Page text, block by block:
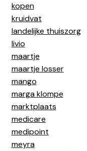
kopen
kruidvat
landelijke thuiszorg
livio
maartje
maartje losser
mango
marga klompe
marktplaats
medicare
medipoint
meyra